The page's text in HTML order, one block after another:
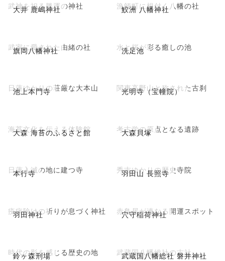
大井 鹿嶋神社
武神を祀る勝運の神社 鮫洲 八幡神社
漁師町に根付く八幡の社
旗岡八幡神社
武家に愛された由緒の社 洗足池
水と桜が彩る癒しの池
池上本門寺
日蓮ゆかりの荘厳な大本山 光明寺（宝幢院）
関東高野山と称された古刹
大森 海苔のふるさと館
海苔文化を伝える体験館 大森貝塚
考古学の原点となる遺跡
本行寺
日蓮入滅の地に建つ寺 羽田山 長照寺
秀吉ゆかりの歴史寺院
羽田神社
疫病除けの祈りが息づく神社 穴守稲荷神社
赤鳥居が連なる開運スポット
鈴ヶ森刑場
時代の影を感じる歴史の地 武蔵国八幡総社 磐井神社
武蔵国八幡総社の古社